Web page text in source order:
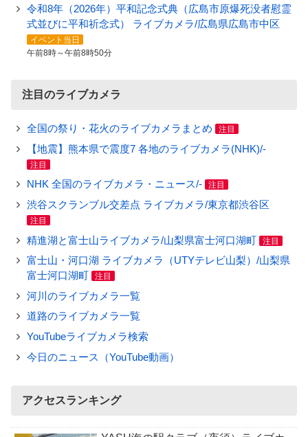
令和8年（2026年）平和記念式典（広島市原爆死没者慰霊
式並びに平和祈念式） ライブカメラ/広島県広島市中区
イベント当日
午前8時～午前8時50分
注目のライブカメラ
全国の祭り・花火のライブカメラまとめ 注目
【地震】熊本県で震度7 各地のライブカメラ(NHK)/-
注目
NHK 全国のライブカメラ・ニュース/- 注目
渋谷スクランブル交差点 ライブカメラ/東京都渋谷区
注目
精進湖と富士山ライブカメラ/山梨県富士河口湖町 注目
富士山・河口湖 ライブカメラ（UTYテレビ山梨）/山梨県
富士河口湖町
注目
河川のライブカメラ一覧
道路のライブカメラ一覧
YouTubeライブカメラ検索
今日のニュース（YouTube動画）
アクセスランキング